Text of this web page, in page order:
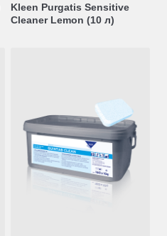
Kleen Purgatis Sensitive
Cleaner Lemon (10 л)